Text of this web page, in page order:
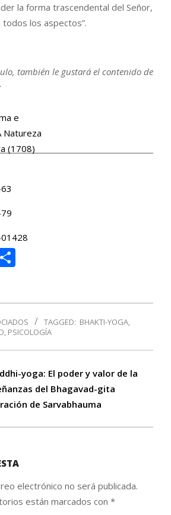
la forma trascendental del Señor,
los aspectos”.
también le gustará el contenido de
TAGGED: BHAKTI-YOGA,
, PSICOLOGÍA
yoga: El poder y valor de la
del Bhagavad-gita
de Sarvabhauma
electrónico no será publicada.
están marcados con *